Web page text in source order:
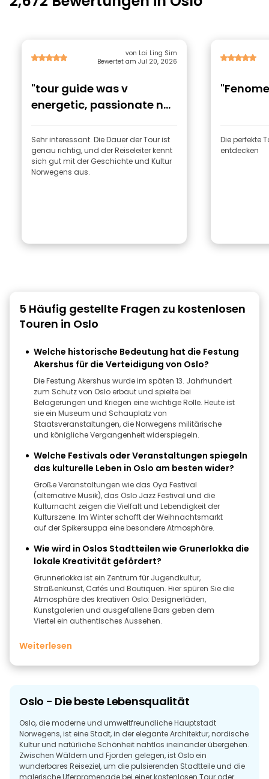
von Lai Ling Sim
Bewertet am Jul 20, 2026
"tour guide was v
energetic, passionate n
knowlegeable about
Norw"
Sehr interessant. Die Dauer der Tour ist
genau richtig, und der Reiseleiter kennt
sich gut mit der Geschichte und Kultur
Norwegens aus.
Die perfekte
entdecken
5 Häufig gestellte Fragen zu kostenlosen
Touren in Oslo
Welche historische Bedeutung hat die Festung
Akershus für die Verteidigung von Oslo?
Die Festung Akershus wurde im späten 13. Jahrhundert
zum Schutz von Oslo erbaut und spielte bei
Belagerungen und Kriegen eine wichtige Rolle. Heute ist
sie ein Museum und Schauplatz von
Staatsveranstaltungen, die Norwegens militärische
und königliche Vergangenheit widerspiegeln.
Welche Festivals oder Veranstaltungen spiegeln
das kulturelle Leben in Oslo am besten wider?
Große Veranstaltungen wie das Oya Festival
(alternative Musik), das Oslo Jazz Festival und die
Kulturnacht zeigen die Vielfalt und Lebendigkeit der
Kulturszene. Im Winter schafft der Weihnachtsmarkt
auf der Spikersuppa eine besondere Atmosphäre.
Wie wird in Oslos Stadtteilen wie Grunerlokka die
lokale Kreativität gefördert?
Grunnerlokka ist ein Zentrum für Jugendkultur,
Straßenkunst, Cafés und Boutiquen. Hier spüren Sie die
Atmosphäre des kreativen Oslo: Designerläden,
Kunstgalerien und ausgefallene Bars geben dem
Viertel ein authentisches Aussehen.
Weiterlesen
Oslo - Die beste Lebensqualität
Oslo, die moderne und umweltfreundliche Hauptstadt
Norwegens, ist eine Stadt, in der elegante Architektur, nordische
Kultur und natürliche Schönheit nahtlos ineinander übergehen.
Zwischen Wäldern und Fjorden gelegen, ist Oslo ein
wunderbares Reiseziel, um die pulsierenden Stadtteile und die
malerische Uferpromenade bei einer kostenlosen Tour oder